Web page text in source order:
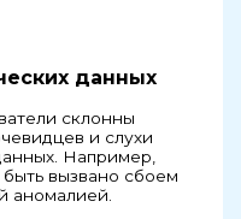
данных
склонны
и слухи
Например,
вызвано сбоем
аномалией.